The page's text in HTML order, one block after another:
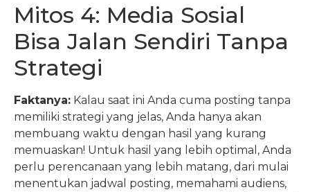
Mitos 4: Media Sosial
Bisa Jalan Sendiri Tanpa
Strategi
Faktanya: Kalau saat ini Anda cuma posting tanpa
memiliki strategi yang jelas, Anda hanya akan
membuang waktu dengan hasil yang kurang
memuaskan! Untuk hasil yang lebih optimal, Anda
perlu perencanaan yang lebih matang, dari mulai
menentukan jadwal posting, memahami audiens,